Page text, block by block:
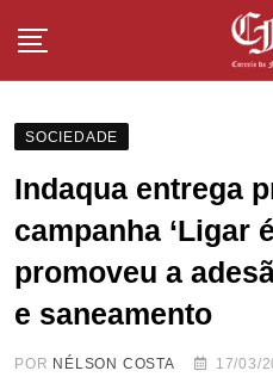
SOCIEDADE
Indaqua entrega
campanha ‘Ligar
promoveu a
e saneamento
POR NÉLSON COSTA 17/03/